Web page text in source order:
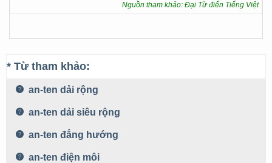
Nguồn tham khảo: Đại Từ điển Tiếng Việt
* Từ tham khảo:
an-ten dải rộng
an-ten dải siêu rộng
an-ten đẳng hướng
an-ten điện môi